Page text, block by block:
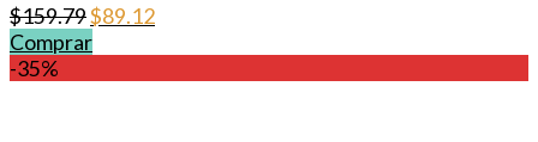
$159.79Original
price
$89.12Current
Comprar
-35%